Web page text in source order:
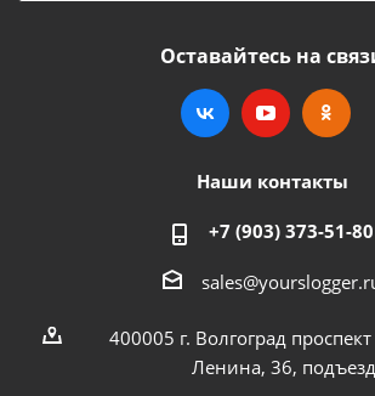
Оставайтесь на
Наши контакты
+7 (903) 373-51-80
400005 г. Волгоград
Ленина, 36,